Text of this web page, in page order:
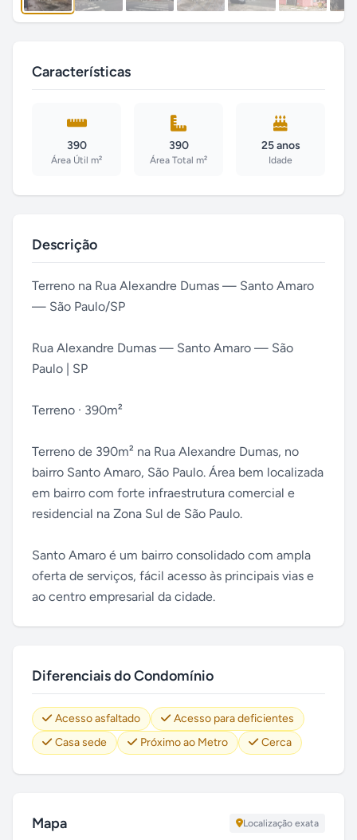
Características
390
Área Útil m²
390
Área Total m²
25 anos
Idade
Descrição
Terreno na Rua Alexandre Dumas — Santo Amaro
— São Paulo/SP
Rua Alexandre Dumas — Santo Amaro — São
Paulo | SP
Terreno · 390m²
Terreno de 390m² na Rua Alexandre Dumas, no
bairro Santo Amaro, São Paulo. Área bem localizada
em bairro com forte infraestrutura comercial e
residencial na Zona Sul de São Paulo.
Santo Amaro é um bairro consolidado com ampla
oferta de serviços, fácil acesso às principais vias e
ao centro empresarial da cidade.
Diferenciais do Condomínio
Acesso asfaltado
Acesso para deficientes
Casa sede
Próximo ao Metro Cerca
Mapa Localização exata